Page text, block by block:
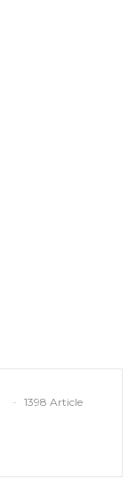
1398 Article